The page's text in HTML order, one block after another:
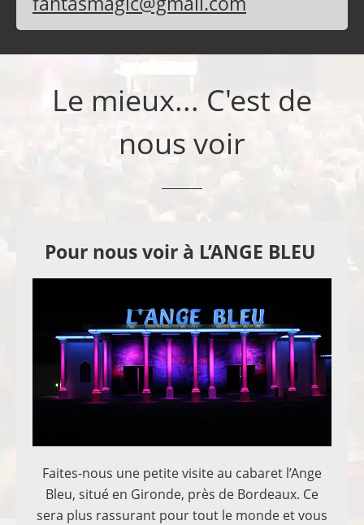
Le mieux... C'est de
nous voir
Pour nous voir à L’ANGE BLEU
Faites-nous une petite visite au cabaret l’Ange
Bleu, situé en Gironde, près de Bordeaux. Ce
sera plus rassurant pour tout le monde et vous